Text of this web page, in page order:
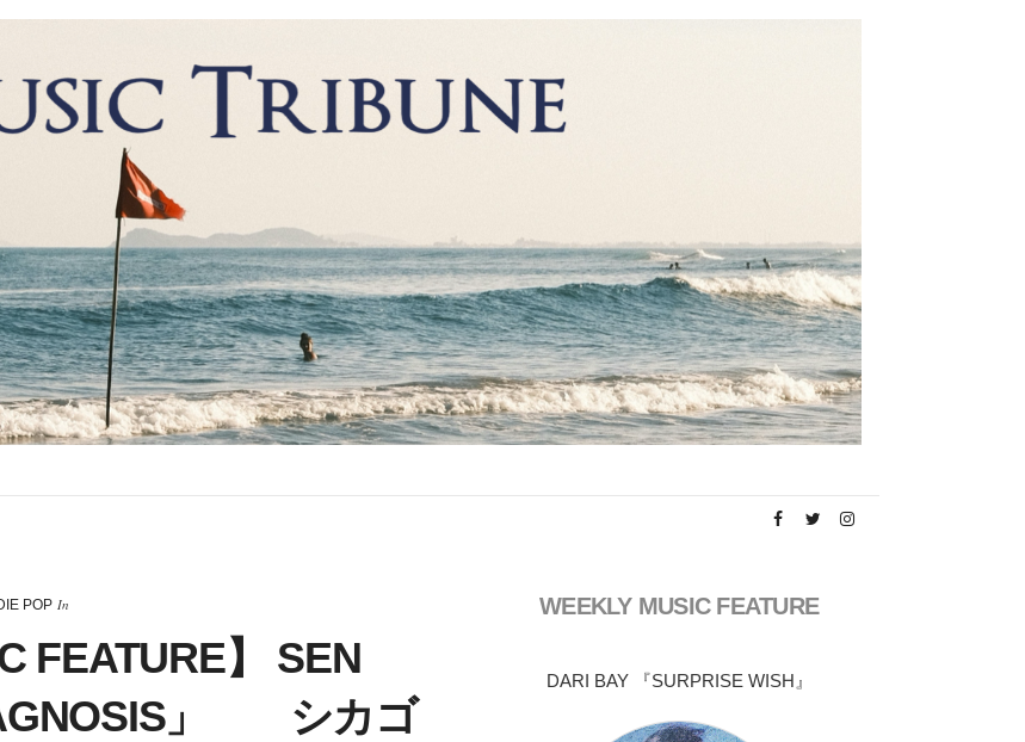
POP In
FEATURE】 SEN
」 シカゴ
WEEKLY MUSIC FEATURE
DARI BAY 『SURPRISE WISH』